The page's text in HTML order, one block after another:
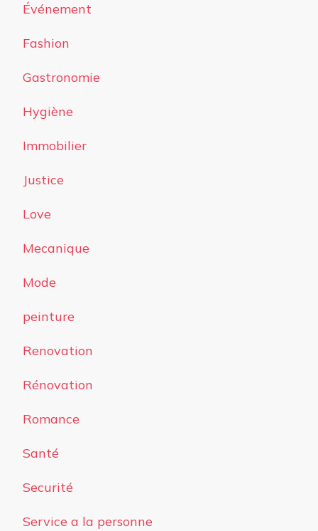
Événement
Fashion
Gastronomie
Hygiène
Immobilier
Justice
Love
Mecanique
Mode
peinture
Renovation
Rénovation
Romance
Santé
Securité
Service a la personne